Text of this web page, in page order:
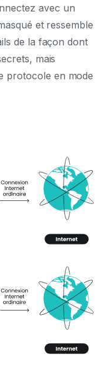
avec un
et ressemble
de la façon dont
mais
protocole en mode